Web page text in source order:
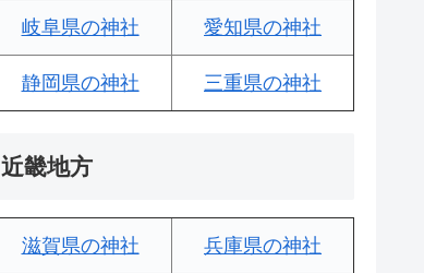
岐阜県の神社 愛知県の神社
静岡県の神社 三重県の神社
近畿地方
滋賀県の神社 兵庫県の神社